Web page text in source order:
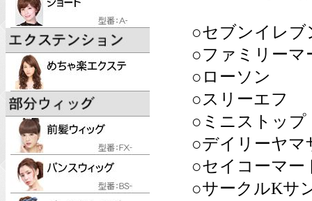
○セブンイレブ
○ファミリーマ
○ローソン
○スリーエフ
○ミニストップ
○デイリーヤマ
○セイコーマー
○サークルKサ